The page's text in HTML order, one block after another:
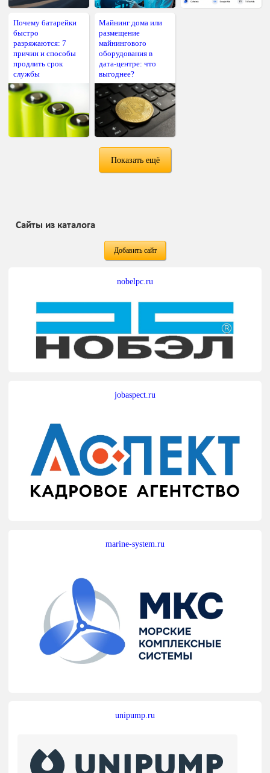
Почему батарейки
быстро
разряжаются: 7
причин и способы
продлить срок
службы
Майнинг дома или
размещение
майнингового
оборудования в
дата-центре: что
выгоднее?
Показать ещё
Сайты из каталога
Добавить сайт
nobelpc.ru
jobaspect.ru
marine-system.ru
unipump.ru